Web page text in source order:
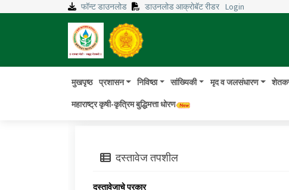
फॉन्ट डाउनलोड डाउनलोड आक्रोबॅट रीडर Login
मुखपृष्ठ प्रशासन निविष्ठा सांख्यिकी मृद व जलसंधारण
महाराष्ट्र कृषी-कृत्रिम बुद्धिमत्ता धोरण
दस्तावेज तपशील
दस्तावेजाचे प्रकार